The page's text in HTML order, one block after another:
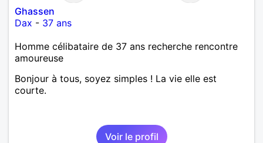
Ghassen
Dax - 37 ans
Homme célibataire de 37 ans recherche rencontre
amoureuse
Bonjour à tous, soyez simples ! La vie elle est
courte.
Voir le profil